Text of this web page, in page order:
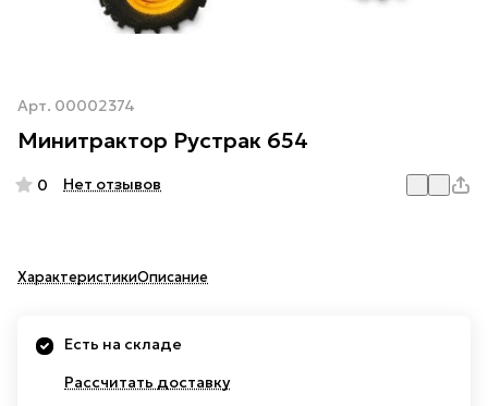
Арт. 00002374
Минитрактор Рустрак 654
0 Нет отзывов
ХарактеристикиОписание
Есть на складе
Рассчитать доставку